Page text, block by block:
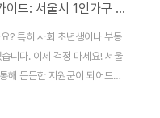
혼자 사는 당신을 위한 안심 전월세 가이드: 서울시 1인가구 전월세 안심계약 도움서비스
? 특히 사회 초년생이나 부동
니다. 이제 걱정 마세요! 서울
해 든든한 지원군이 되어드립
사기 걱정 NO!: 부동산 지식